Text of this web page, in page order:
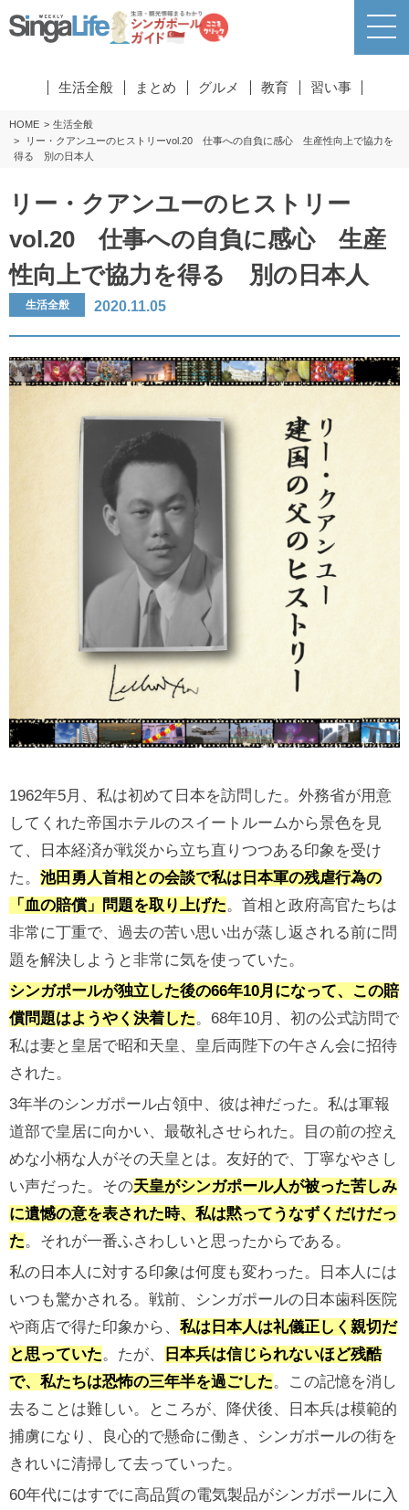
生活全般 まとめ グルメ 教育 習い事
HOME
生活全般
リー・クアンユーのヒストリーvol.20 仕事への自負に感心 生産性向上で協力を
得る 別の日本人
リー・クアンユーのヒストリー
vol.20 仕事への自負に感心 生産
性向上で協力を得る 別の日本人
生活全般 2020.11.05
1962年5月、私は初めて日本を訪問した。外務省が用意
してくれた帝国ホテルのスイートルームから景色を見
て、日本経済が戦災から立ち直りつつある印象を受け
た。 池田勇人首相との会談で私は日本軍の残虐行為の
「血の賠償」問題を取り上げた。首相と政府高官たちは
非常に丁重で、過去の苦い思い出が蒸し返される前に問
題を解決しようと非常に気を使っていた。
シンガポールが独立した後の66年10月になって、この賠
償問題はようやく決着した。68年10月、初の公式訪問で
私は妻と皇居で昭和天皇、皇后両陛下の午さん会に招待
された。
3年半のシンガポール占領中、彼は神だった。私は軍報
道部で皇居に向かい、最敬礼させられた。目の前の控え
めな小柄な人がその天皇とは。友好的で、丁寧なやさし
い声だった。その天皇がシンガポール人が被った苦しみ
に遺憾の意を表された時、私は黙ってうなずくだけだっ
た。それが一番ふさわしいと思ったからである。
私の日本人に対する印象は何度も変わった。日本人には
いつも驚かされる。戦前、シンガポールの日本歯科医院
や商店で得た印象から、 私は日本人は礼儀正しく親切だ
と思っていた。たが、
日本兵は信じられないほど残酷
で、私たちは恐怖の三年半を過ごした。この記憶を消し
去ることは難しい。ところが、降伏後、日本兵は模範的
捕虜になり、良心的で懸命に働き、シンガポールの街を
きれいに清掃して去っていった。
60年代にはすでに高品質の電気製品がシンガポールに入